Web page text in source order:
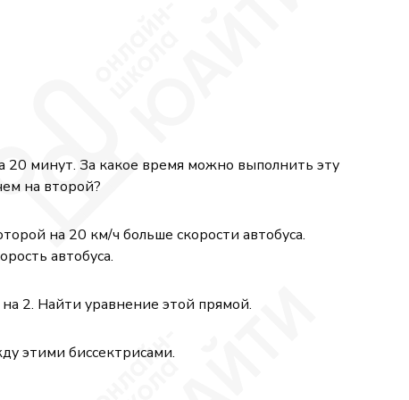
+ 1} \;\ge\; \frac{1}{x}.
минут. За какое время можно выполнить эту
на второй?
на 20 км/ч больше скорости автобуса.
автобуса.
2. Найти уравнение этой прямой.
этими биссектрисами.